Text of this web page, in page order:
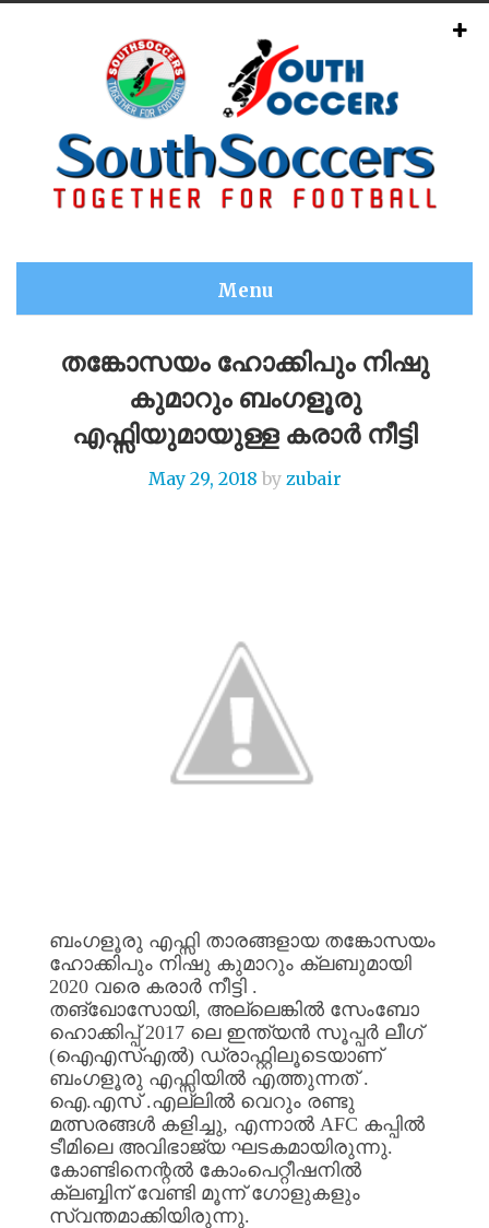
Menu
തങ്കോസയം ഹോക്കിപും നിഷു
കുമാറും ബംഗളൂരു
എഫ്സിയുമായുള്ള കരാർ നീട്ടി
May 29, 2018 by zubair
ബംഗളൂരു എഫ്സി താരങ്ങളായ തങ്കോസയം
ഹോക്കിപും നിഷു കുമാറും ക്ലബുമായി
2020 വരെ കരാർ നീട്ടി .
തങ്ഖോസോയി, അല്ലെങ്കിൽ സേംബോ
ഹൊക്കിപ്പ്2017 ലെ ഇന്ത്യൻ സൂപ്പർ ലീഗ്
(ഐഎസ്എൽ) ഡ്രാഫ്റ്റിലൂടെയാണ്
ബംഗളൂരു എഫ്സിയിൽ എത്തുന്നത്.
ഐ.എസ്‌.എല്ലിൽ വെറും രണ്ടു
മത്സരങ്ങൾ കളിച്ചു, എന്നാൽ AFC കപ്പിൽ
ടീമിലെ അവിഭാജ്യ ഘടകമായിരുന്നു.
കോണ്ടിനെന്റൽ കോംപെറ്റീഷനിൽ
ക്ലബ്ബിന് വേണ്ടി മൂന്ന് ഗോളുകളും
സ്വന്തമാക്കിയിരുന്നു.